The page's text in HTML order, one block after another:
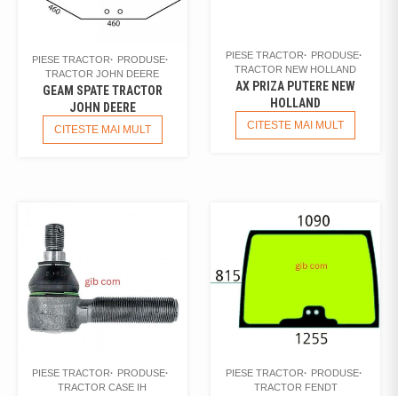
PIESE TRACTOR
PRODUSE
TRACTOR JOHN DEERE
GEAM SPATE TRACTOR
JOHN DEERE
CITESTE MAI MULT
PIESE TRACTOR
PRODUSE
TRACTOR NEW HOLLAND
AX PRIZA PUTERE NEW
HOLLAND
CITESTE MAI MULT
PIESE TRACTOR
PRODUSE
TRACTOR CASE IH
PIESE TRACTOR
PRODUSE
TRACTOR FENDT